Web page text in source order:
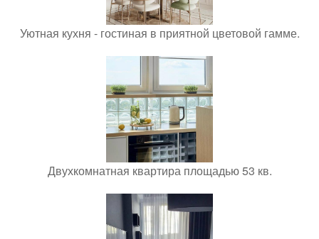
Уютная кухня - гостиная в приятной цветовой гамме.
Двухкомнатная квартира площадью 53 кв.